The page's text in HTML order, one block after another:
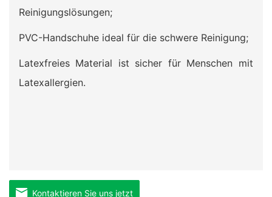
Reinigungslösungen;
PVC-Handschuhe ideal für die schwere Reinigung;
Latexfreies Material ist sicher für Menschen mit
Latexallergien.
Kontaktieren Sie uns jetzt